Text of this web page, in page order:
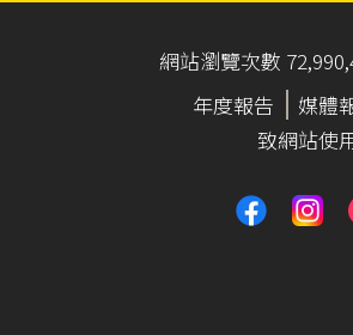
網站瀏覽次數
年度報告
媒體
致網站使